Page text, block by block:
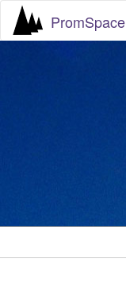
PromSpace